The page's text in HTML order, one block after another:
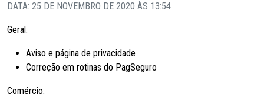
DATA: 25 DE NOVEMBRO DE 2020 ÀS 13:54
Geral:
Aviso e página de privacidade
Correção em rotinas do PagSeguro
Comércio: